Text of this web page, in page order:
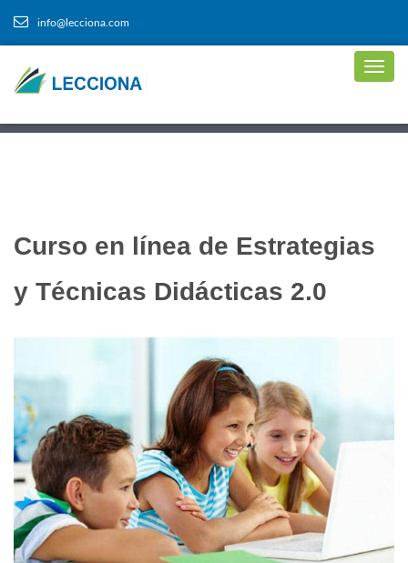
info@lecciona.com
Curso en línea de Estrategias
y Técnicas Didácticas 2.0